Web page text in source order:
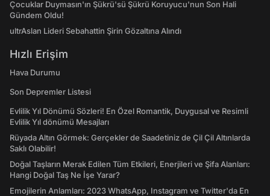
Çocuklar Duymasın'ın Şükrü'sü Şükrü Koruyucu'nun Son Hali
Gündem Oldu!
ultrAslan Lideri Sebahattin Şirin Gözaltına Alındı
Hızlı Erişim
Hava Durumu
Son Depremler Listesi
Evlilik Yıl Dönümü Sözleri! En Özel Romantik, Duygusal ve Resimli
Evlilik Yıl dönümü Mesajları
Rüyada Altın Görmek: Gerçekler de Saadetiniz de Çil Çil Altınlarda
Saklı Olabilir!
Doğal Taşların Merak Edilen Tüm Etkileri, Enerjileri ve Şifa Alanları:
Hangi Doğal Taş Ne İşe Yarar?
Emojilerin Anlamları: 2023 WhatsApp, Instagram ve Twitter'da En